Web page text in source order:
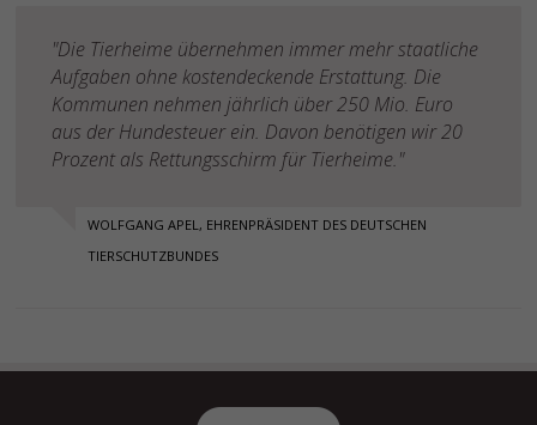
"Die Tierheime übernehmen immer mehr staatliche
Aufgaben ohne kostendeckende Erstattung. Die
Kommunen nehmen jährlich über 250 Mio. Euro
aus der Hundesteuer ein. Davon benötigen wir 20
Prozent als Rettungsschirm für Tierheime."
WOLFGANG APEL, EHRENPRÄSIDENT DES DEUTSCHEN
TIERSCHUTZBUNDES